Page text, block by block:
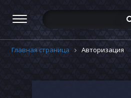
Главная страница Авторизация